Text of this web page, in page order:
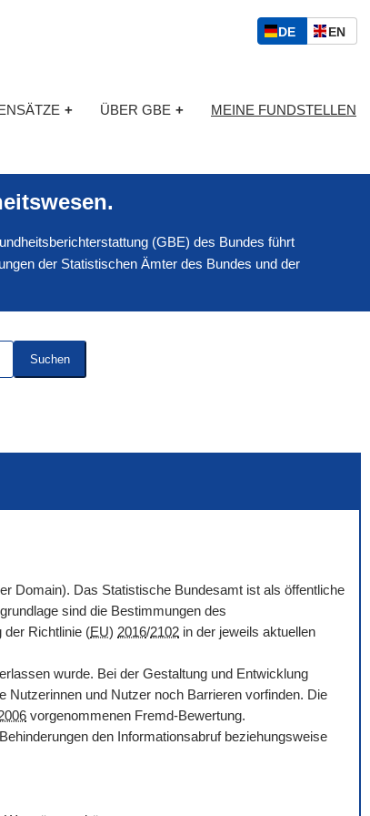
S
p
c
h
l
DED
S
ENE
I
H
+ ÜBER GBE + MEINE FUNDSTELLEN
(GBE) des Bundes führt
der Statistischen Ämter des Bundes und der
Suchen
Domain). Das Statistische Bundesamt ist als öffentliche
sind die Bestimmungen des
der Richtlinie (EU) 2016/2102 in der jeweils aktuellen
erlassen wurde. Bei der Gestaltung und Entwicklung
und Nutzer noch Barrieren vorfinden. Die
vorgenommenen Fremd-Bewertung.
den Informationsabruf beziehungsweise